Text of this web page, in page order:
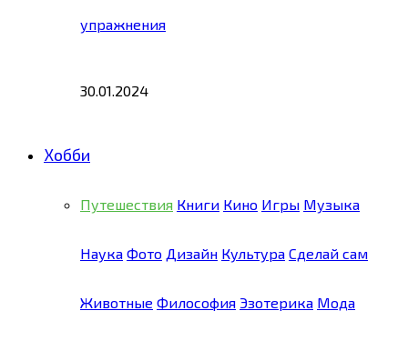
упражнения
30.01.2024
Хобби
Путешествия Книги Кино Игры Музыка
Наука Фото Дизайн Культура Сделай сам
Животные Философия Эзотерика Мода